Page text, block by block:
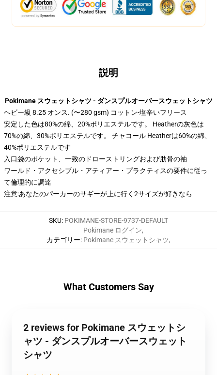
説明
Pokimane スウェットシャツ - ダンスプルオーバースウェットシャツ
ヘビー級 8.25 オンス. (〜280 gsm) コットン-塩辛いフリース
安定した色は80%の綿、20%ポリエステルです。 Heatherの灰色は
70%の綿、30%ポリエステルです。 チャコール Heatherは60%の綿、
40%ポリエステルです
入口袋のポケット、一致のドローストリングおよび肋骨の袖
ワールド・アクセシブル・アティアー・プラクティスの要件に従っ
て倫理的に調達
注意:あなたのパーカーのサギーが上に行く2サイズが好きなら
SKU: POKIMANE-STORE-9737-DEFAULT
カテゴリー:
Pokimane ログイン,
Pokimane スウェットシャツ,
What Customers Say
2 reviews for Pokimane スウェットシ
ャツ - ダンスプルオーバースウェット
シャツ